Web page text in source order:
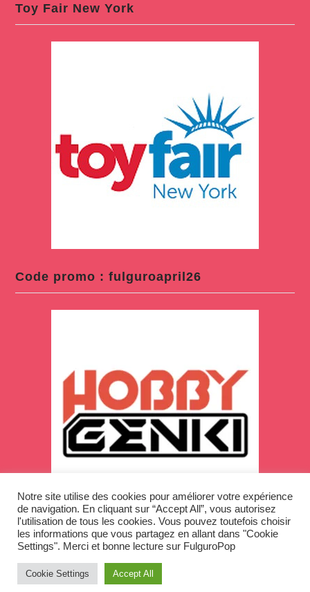
Toy Fair New York
Code promo : fulguroapril26
Copyright © 2026
Notre site utilise des cookies pour améliorer votre expérience
de navigation. En cliquant sur “Accept All”, vous autorisez
l'utilisation de tous les cookies. Vous pouvez toutefois choisir
les informations que vous partagez en allant dans "Cookie
Settings". Merci et bonne lecture sur FulguroPop
Cookie Settings Accept All